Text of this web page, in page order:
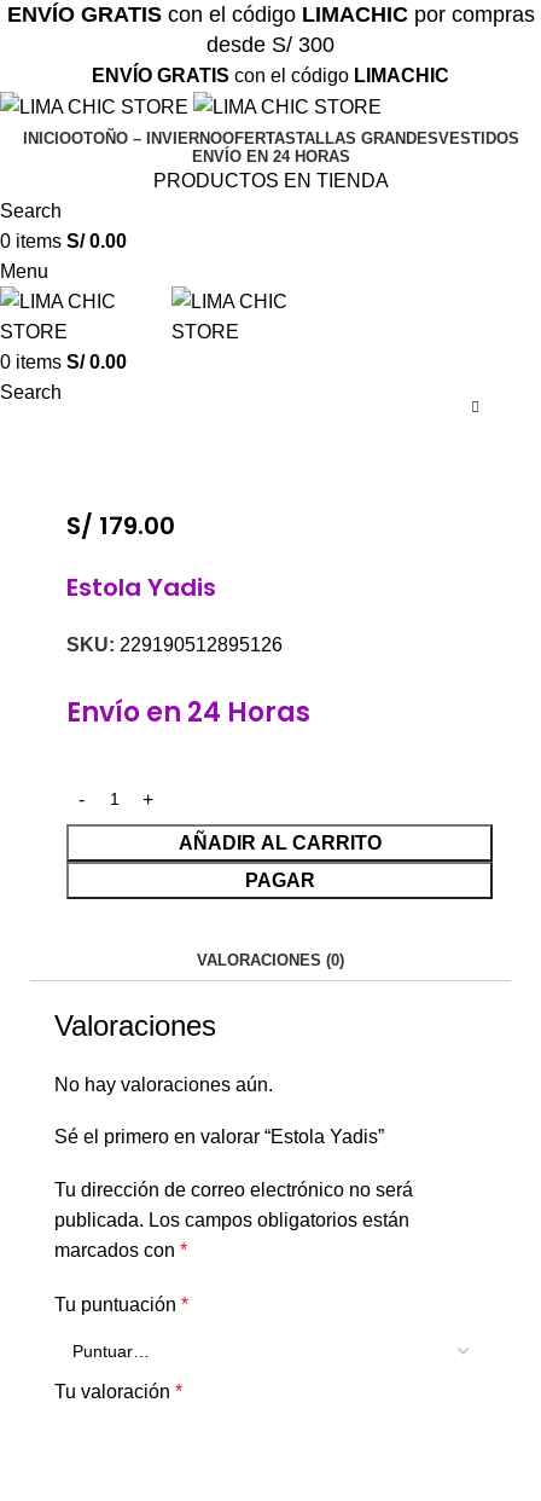
ENVÍO GRATIScon el código LIMACHICpor compras
desde S/ 300
ENVÍO GRATIS con el código LIMACHIC
INICIOOTOÑO – INVIERNOOFERTASTALLAS GRANDESVESTIDOS
ENVÍO EN 24 HORAS
PRODUCTOS EN TIENDA
Search
0 items S/0.00
Menu
0 items S/0.00
Search
S/ 179.00
Estola Yadis
SKU: 229190512895126
Envío en 24 Horas
AÑADIR AL CARRITO
PAGAR
VALORACIONES (0)
Valoraciones
No hay valoraciones aún.
Sé el primero en valorar “Estola Yadis”
Tu dirección de correo electrónico no será
publicada. Los campos obligatorios están
marcados con *
Tu puntuación *
Tu valoración *